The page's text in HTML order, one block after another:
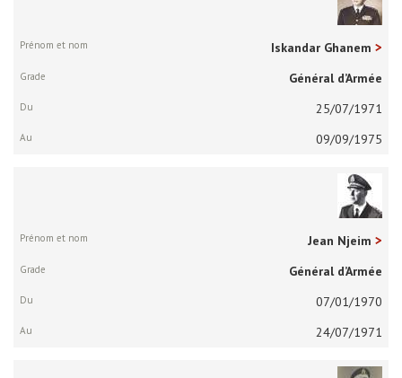
Iskandar Ghanem
Général d’Armée
25/07/1971
09/09/1975
Jean Njeim
Général d’Armée
07/01/1970
24/07/1971